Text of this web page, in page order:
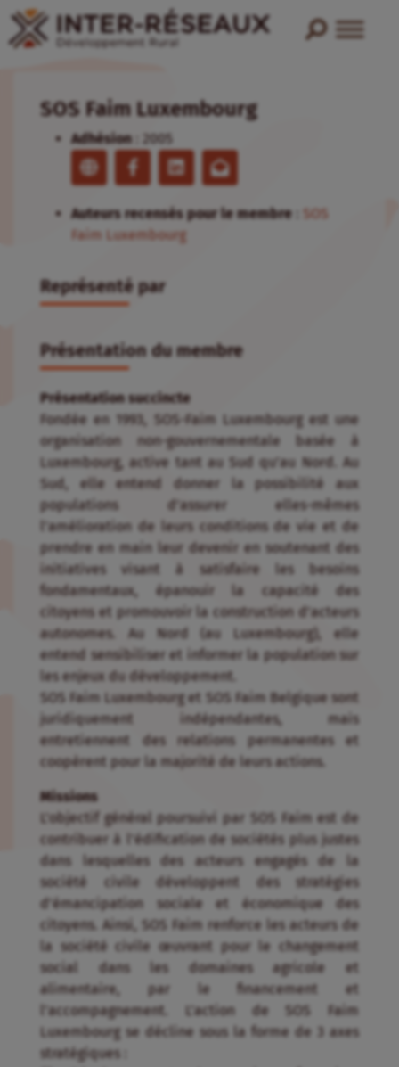
SOS Faim Luxembourg
Adhésion: 2005
Auteurs recensés pour le membre
SOS
Faim Luxembourg
Représenté par
Présentation du membre
Présentation succincte
Fondée en 1993, SOS-Faim Luxembourg est une
organisation non-gouvernementale basée à
Luxembourg, active tant au Sud qu’au Nord. Au
Sud, elle entend donner la possibilité aux
populations d’assurer elles-mêmes
l’amélioration de leurs conditions de vie et de
prendre en main leur devenir en soutenant des
initiatives visant à satisfaire les besoins
fondamentaux, épanouir la capacité des
citoyens et promouvoir la construction d’acteurs
autonomes. Au Nord (au Luxembourg), elle
entend sensibiliser et informer la population sur
les enjeux du développement.
SOS Faim Luxembourg et SOS Faim Belgique sont
juridiquement indépendantes, mais
entretiennent des relations permanentes et
coopèrent pour la majorité de leurs actions.
Missions
L’objectif général poursuivi par SOS Faim est de
contribuer à l’édification de sociétés plus justes
dans lesquelles des acteurs engagés de la
société civile développent des stratégies
d’émancipation sociale et économique des
citoyens. Ainsi, SOS Faim renforce les acteurs de
la société civile œuvrant pour le changement
social dans les domaines agricole et
alimentaire, par le financement et
l’accompagnement. L’action de SOS Faim
Luxembourg se décline sous la forme de 3 axes
stratégiques :